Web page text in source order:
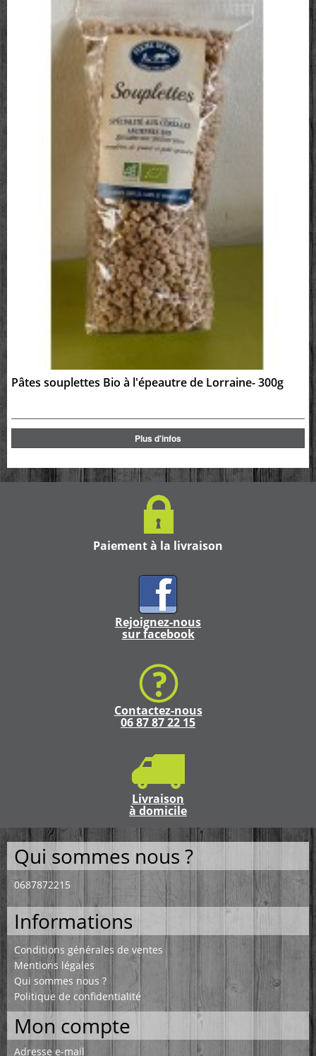
Pâtes souplettes Bio à l'épeautre de Lorraine- 300g
Plus d'infos
Paiement à la livraison
Rejoignez-nous
sur facebook
Contactez-nous
06 87 87 22 15
Livraison
à domicile
Qui sommes nous ?
0687872215
Informations
Conditions générales de ventes
Mentions légales
Qui sommes nous ?
Politique de confidentialité
Mon compte
Adresse e-mail